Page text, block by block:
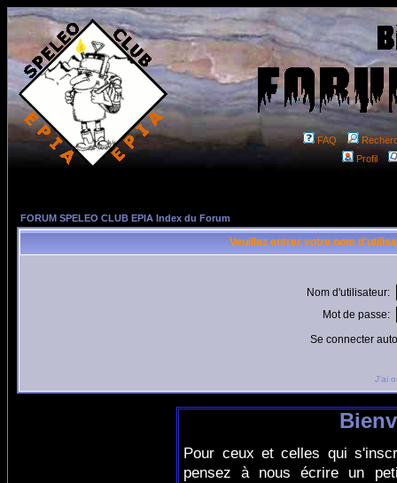
FAQ
Profil
FORUM SPELEO CLUB EPIA Index du Forum
Veuillez entrer votre nom
Nom d'utilisateur:
Mot de passe:
Se connecter
J'ai
Pour ceux et celles qui
pensez à nous écrire un